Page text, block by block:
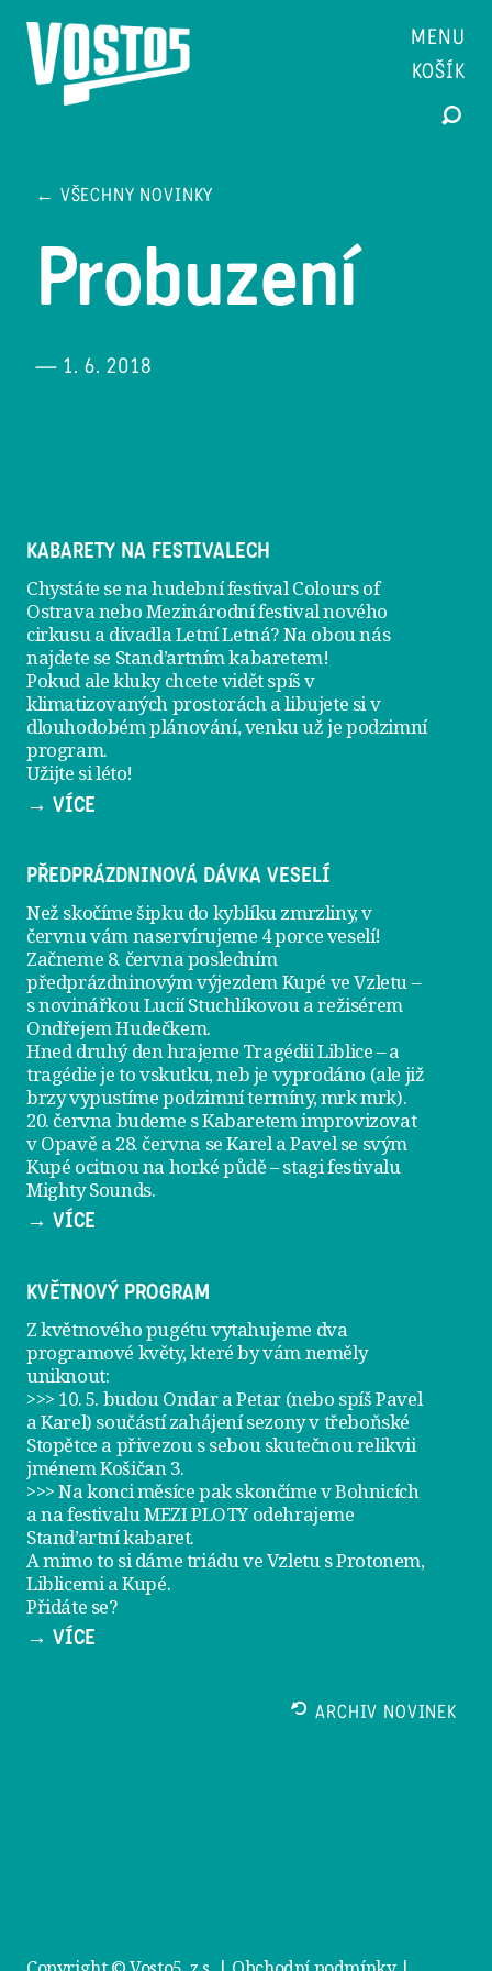
MENU
KOŠÍK
← VŠECHNY NOVINKY
Probuzení
— 1. 6. 2018
KABARETY NA FESTIVALECH
Chystáte se na hudební festival Colours of
Ostrava nebo Mezinárodní festival nového
cirkusu a divadla Letní Letná? Na obou nás
najdete se Stand’artním kabaretem!
Pokud ale kluky chcete vidět spíš v
klimatizovaných prostorách a libujete si v
dlouhodobém plánování, venku už jepodzimní
program.
Užijte si léto!
→ VÍCE
PŘEDPRÁZDNINOVÁ DÁVKA VESELÍ
Než skočíme šipku do kyblíku zmrzliny, v
červnu vám naservírujeme 4 porce veselí!
Začneme 8. června posledním
předprázdninovým výjezdemKupé ve Vzletu–
s novinářkou Lucií Stuchlíkovou a režisérem
Ondřejem Hudečkem.
Hned druhý den hrajeme Tragédii Liblice– a
tragédie je to vskutku, neb je vyprodáno (ale již
brzy vypustíme podzimní termíny, mrk mrk).
20. června budeme s Kabaretem improvizovat
v Opavě a 28. června se Karel a Pavel se svým
Kupé ocitnou na horké půdě – stagi festivalu
Mighty Sounds.
→ VÍCE
KVĚTNOVÝ PROGRAM
Z květnového pugétu vytahujeme dva
programové květy, které by vám neměly
uniknout:
>>> 10. 5. budou Ondar a Petar (nebo spíš Pavel
a Karel) součástí zahájení sezony vtřeboňské
Stopětce a přivezou s sebou skutečnou relikvii
jménemKošičan 3.
>>> Na konci měsíce pak skončíme v Bohnicích
a na festivaluMEZI PLOTY odehrajeme
Stand’artní kabaret.
A mimo to si dámetriádu ve Vzletu s Protonem,
Liblicemi a Kupé.
Přidáte se?
→ VÍCE
ARCHIV NOVINEK